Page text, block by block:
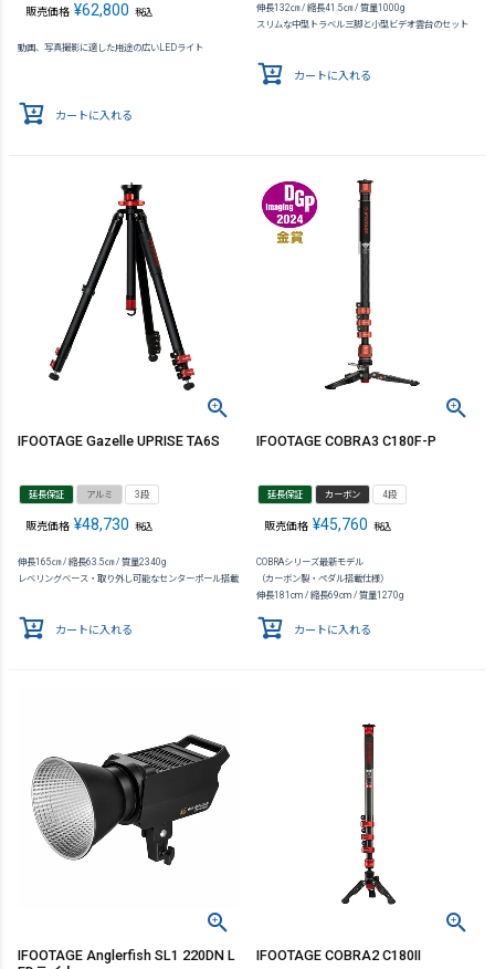
販売価格 ¥62,800 税込
動画、写真撮影に適した用途の広いLEDライト
カートに入れる
伸長132㎝ / 縮長41.5㎝ / 質量1000g
スリムな中型トラベル三脚と小型ビデオ雲台のセット
カートに入れる
IFOOTAGE Gazelle UPRISE TA6S
延長保証 アルミ 3段
販売価格 ¥48,730 税込
伸長165㎝ / 縮長63.5㎝ / 質量2340g
レベリングベース・取り外し可能なセンターポール搭載
カートに入れる
IFOOTAGE COBRA3 C180F-P
延長保証 カーボン 4段
販売価格 ¥45,760 税込
COBRAシリーズ最新モデル
（カーボン製・ペダル搭載仕様）
伸長181cm / 縮長69cm / 質量1270g
カートに入れる
IFOOTAGE Anglerfish SL1 220DN L
IFOOTAGE COBRA2 C180II